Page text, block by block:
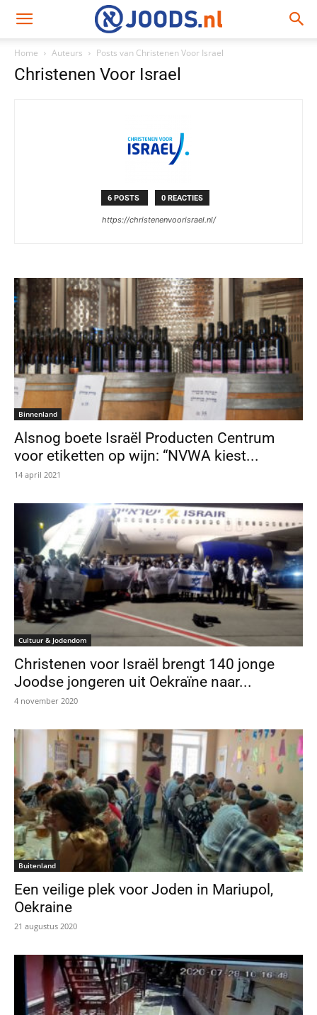
Home Auteurs Posts van Christenen Voor Israel
Christenen Voor Israel
6 POSTS 0 REACTIES
https://christenenvoorisrael.nl/
Binnenland
Alsnog boete Israël Producten Centrum
voor etiketten op wijn: “NVWA kiest...
14 april 2021
Cultuur & Jodendom
Christenen voor Israël brengt 140 jonge
Joodse jongeren uit Oekraïne naar...
4 november 2020
Buitenland
Een veilige plek voor Joden in Mariupol,
Oekraine
21 augustus 2020